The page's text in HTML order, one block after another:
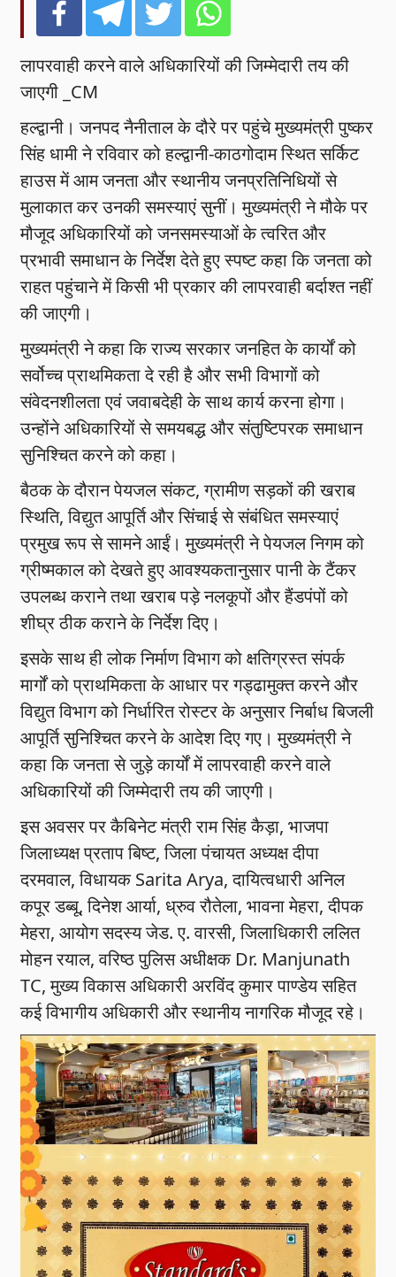
लापरवाही करने वाले अधिकारियों की जिम्मेदारी तय की
जाएगी _CM
हल्द्वानी। जनपद नैनीताल के दौरे पर पहुंचे मुख्यमंत्री पुष्कर
सिंह धामी ने रविवार को हल्द्वानी-काठगोदाम स्थित सर्किट
हाउस में आम जनता और स्थानीय जनप्रतिनिधियों से
मुलाकात कर उनकी समस्याएं सुनीं। मुख्यमंत्री ने मौके पर
मौजूद अधिकारियों को जनसमस्याओं के त्वरित और
प्रभावी समाधान के निर्देश देते हुए स्पष्ट कहा कि जनता को
राहत पहुंचाने में किसी भी प्रकार की लापरवाही बर्दाश्त नहीं
की जाएगी।
मुख्यमंत्री ने कहा कि राज्य सरकार जनहित के कार्यों को
सर्वोच्च प्राथमिकता दे रही है और सभी विभागों को
संवेदनशीलता एवं जवाबदेही के साथ कार्य करना होगा।
उन्होंने अधिकारियों से समयबद्ध और संतुष्टिपरक समाधान
सुनिश्चित करने को कहा।
बैठक के दौरान पेयजल संकट, ग्रामीण सड़कों की खराब
स्थिति, विद्युत आपूर्ति और सिंचाई से संबंधित समस्याएं
प्रमुख रूप से सामने आईं। मुख्यमंत्री ने पेयजल निगम को
ग्रीष्मकाल को देखते हुए आवश्यकतानुसार पानी के टैंकर
उपलब्ध कराने तथा खराब पड़े नलकूपों और हैंडपंपों को
शीघ्र ठीक कराने के निर्देश दिए।
इसके साथ ही लोक निर्माण विभाग को क्षतिग्रस्त संपर्क
मार्गों को प्राथमिकता के आधार पर गड्ढामुक्त करने और
विद्युत विभाग को निर्धारित रोस्टर के अनुसार निर्बाध बिजली
आपूर्ति सुनिश्चित करने के आदेश दिए गए। मुख्यमंत्री ने
कहा कि जनता से जुड़े कार्यों में लापरवाही करने वाले
अधिकारियों की जिम्मेदारी तय की जाएगी।
इस अवसर पर कैबिनेट मंत्री राम सिंह कैड़ा, भाजपा
जिलाध्यक्ष प्रताप बिष्ट, जिला पंचायत अध्यक्ष दीपा
दरमवाल, विधायक Sarita Arya, दायित्वधारी अनिल
कपूर डब्बू, दिनेश आर्या, ध्रुव रौतेला, भावना मेहरा, दीपक
मेहरा, आयोग सदस्य जेड. ए. वारसी, जिलाधिकारी ललित
मोहन रयाल, वरिष्ठ पुलिस अधीक्षक Dr. Manjunath
TC, मुख्य विकास अधिकारी अरविंद कुमार पाण्डेय सहित
कई विभागीय अधिकारी और स्थानीय नागरिक मौजूद रहे।